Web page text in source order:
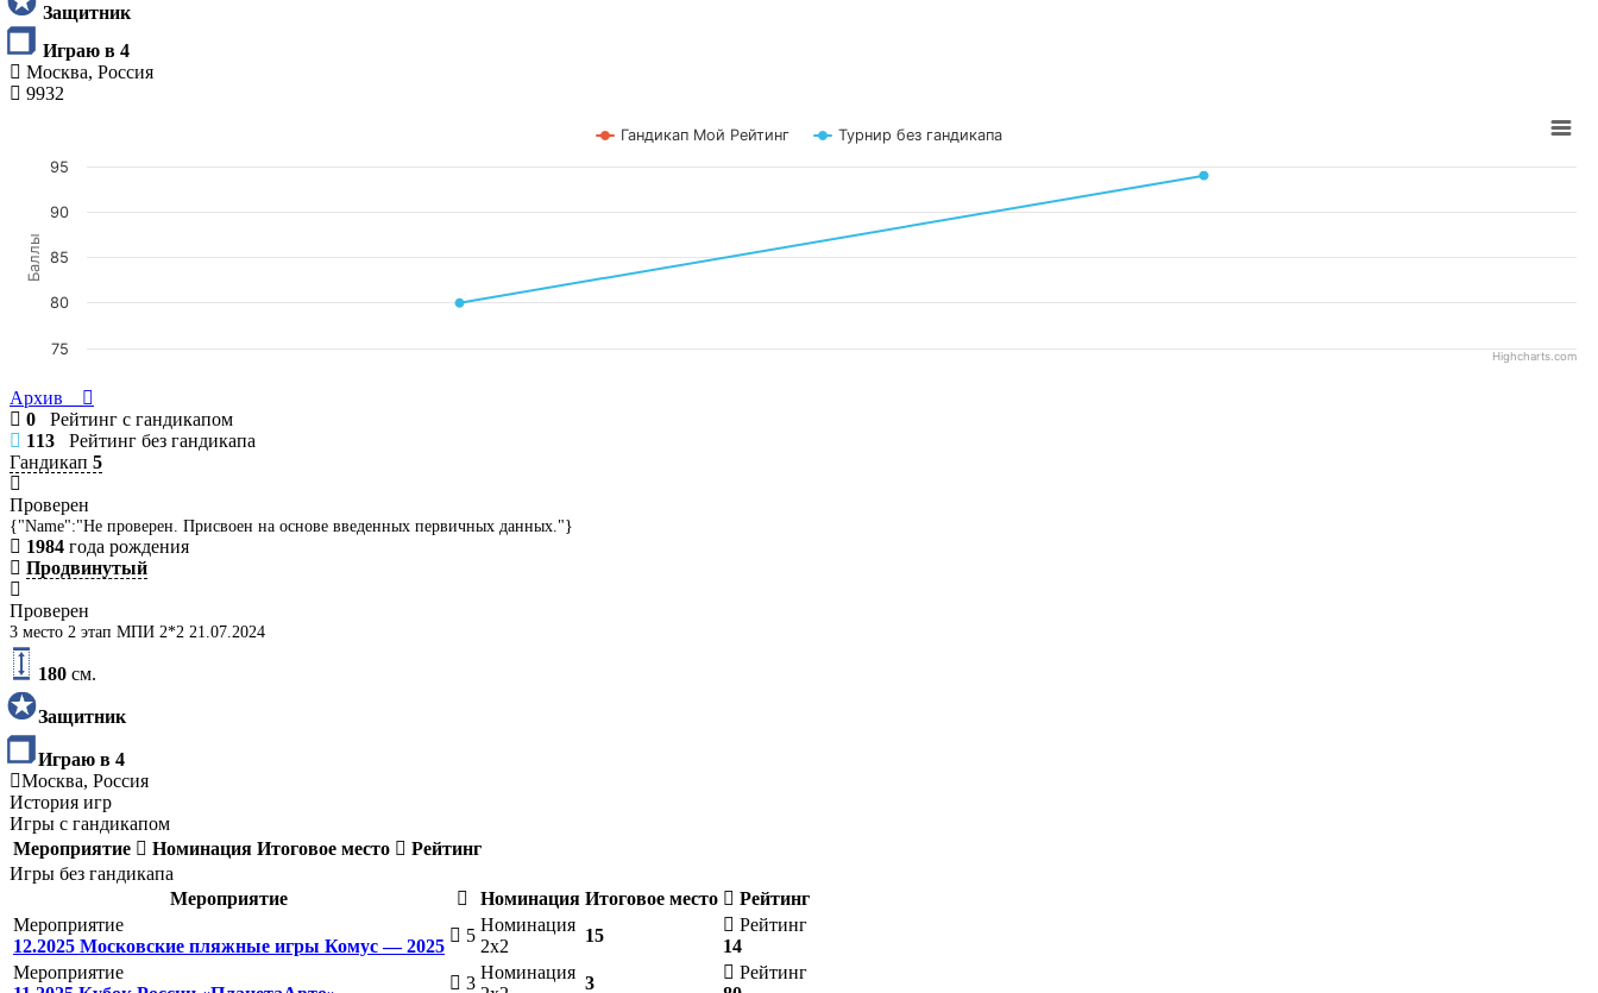
Защитник
Играю в 4
Москва, Россия
9932
Баллы
Гандикап Мой Рейтинг Турнир без гандикапа
75
80
85
90
95
Highcharts.com
Архив
0 Рейтинг с гандикапом
113 Рейтинг без гандикапа
Гандикап 5
Проверен
{"Name":"Не проверен. Присвоен на основе введенных первичных данных."}
1984 года рождения
Продвинутый
Проверен
3 место 2 этап МПИ 2*2 21.07.2024
180 см.
Защитник
Играю в 4
Москва, Россия
История игр
Игры с гандикапом
Мероприятие
Номинация Итоговое место
Рейтинг
Игры без гандикапа
Мероприятие
Номинация Итоговое место
Рейтинг
Мероприятие
12.2025 Московские пляжные игры Комус — 2025
5
Номинация
2х2
15
Рейтинг
14
Мероприятие
3
Номинация
3
Рейтинг